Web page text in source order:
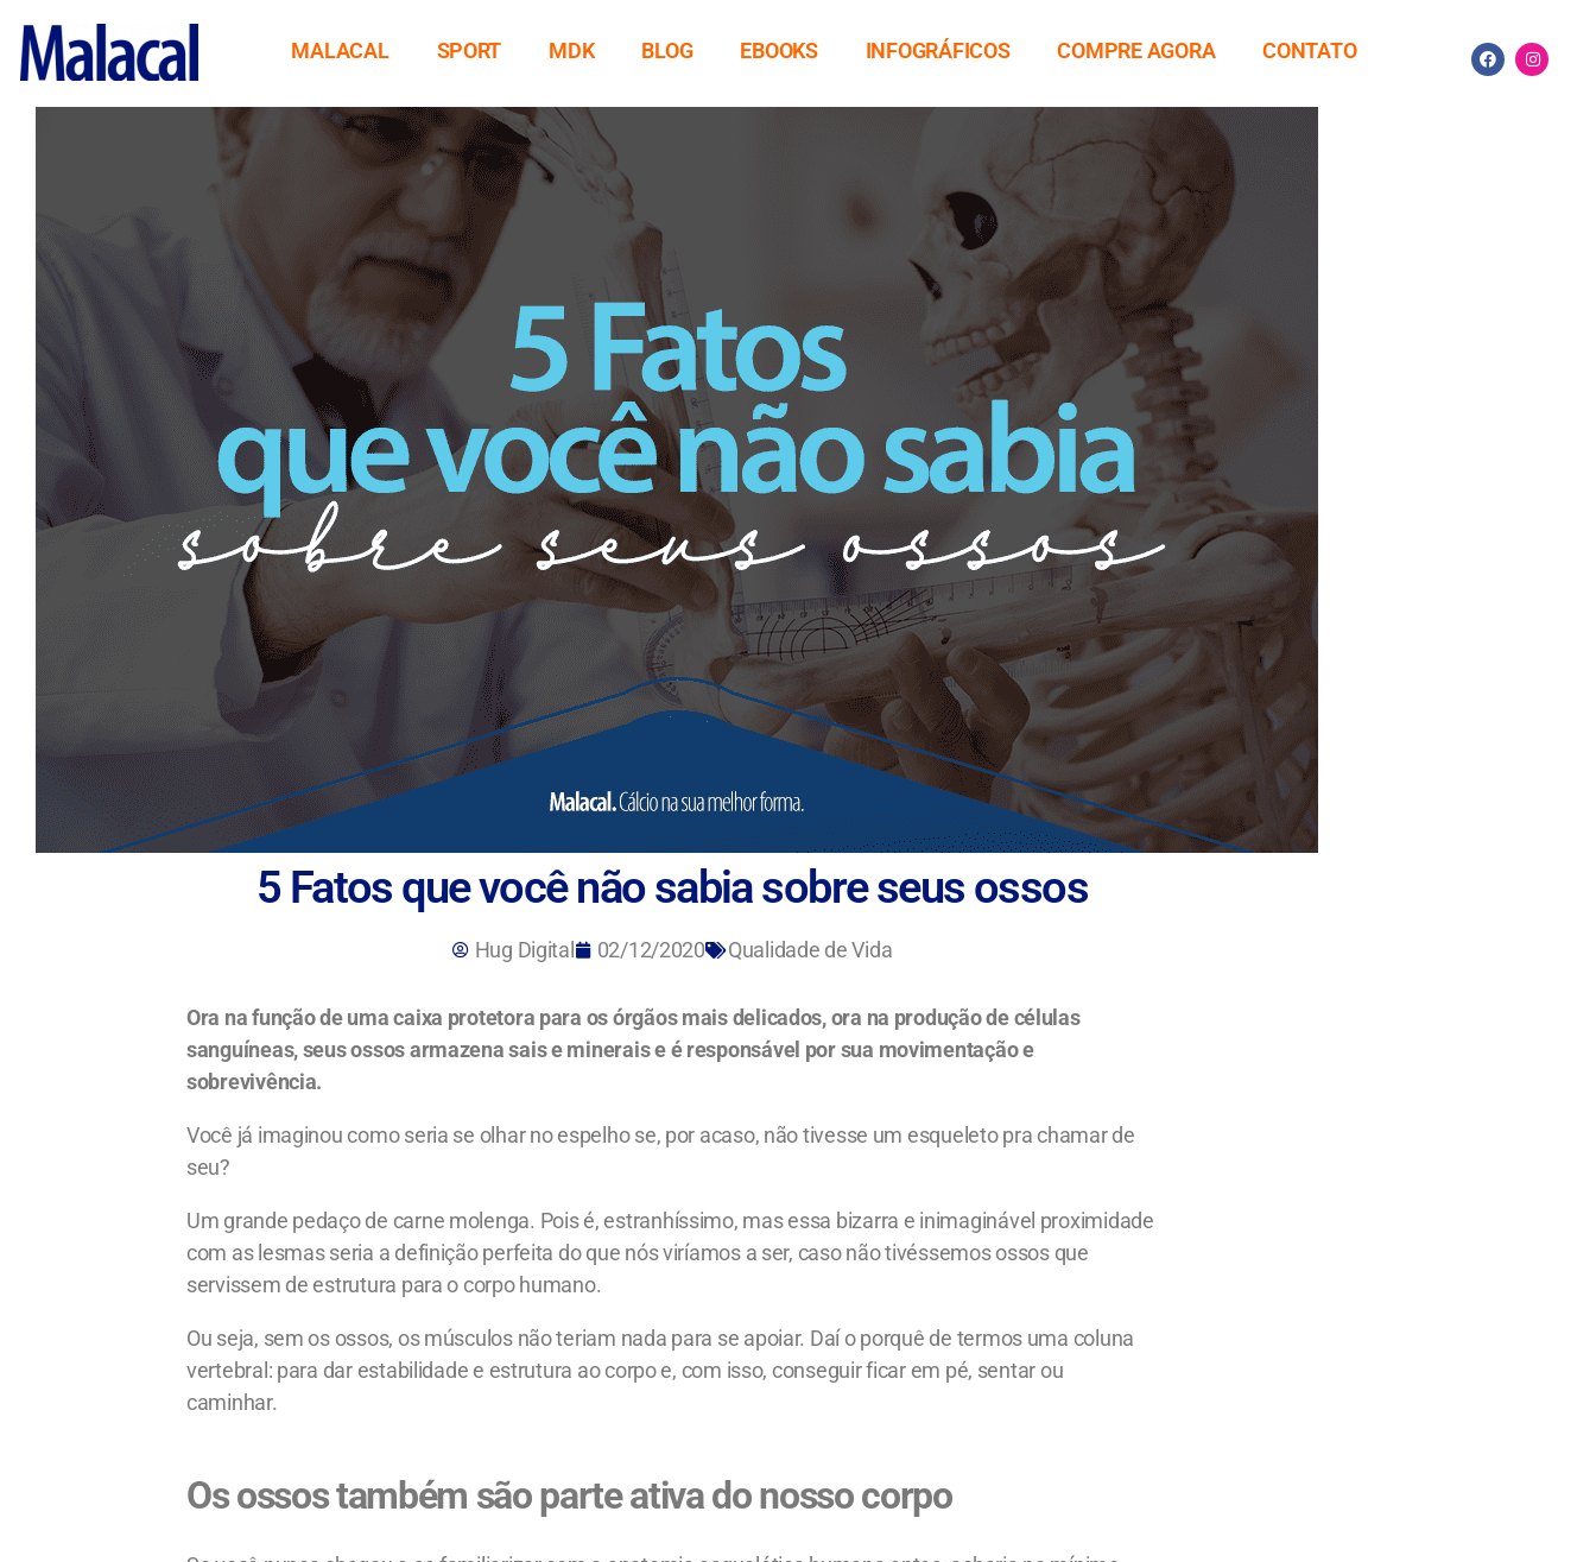
MALACAL SPORT MDK BLOG EBOOKS INFOGRÁFICOS COMPRE AGORA CONTATO
5 Fatos que você não sabia sobre seus ossos
Hug Digital 02/12/2020 Qualidade de Vida
Ora na função de uma caixa protetora para os órgãos mais delicados, ora na produção de células
sanguíneas, seus ossos armazena sais e minerais e é responsável por sua movimentação e
sobrevivência.
Você já imaginou como seria se olhar no espelho se, por acaso, não tivesse um esqueleto pra chamar de
seu?
Um grande pedaço de carne molenga. Pois é, estranhíssimo, mas essa bizarra e inimaginável proximidade
com as lesmas seria a definição perfeita do que nós viríamos a ser, caso não tivéssemos ossos que
servissem de estrutura para o corpo humano.
Ou seja, sem os ossos, os músculos não teriam nada para se apoiar. Daí o porquê de termos uma coluna
vertebral: para dar estabilidade e estrutura ao corpo e, com isso, conseguir ficar em pé, sentar ou
caminhar.
Os ossos também são parte ativa do nosso corpo